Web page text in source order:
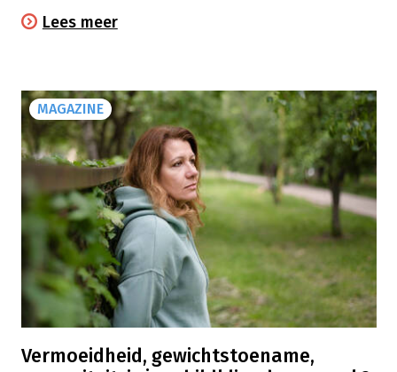
Lees meer
MAGAZINE
Vermoeidheid, gewichtstoename,